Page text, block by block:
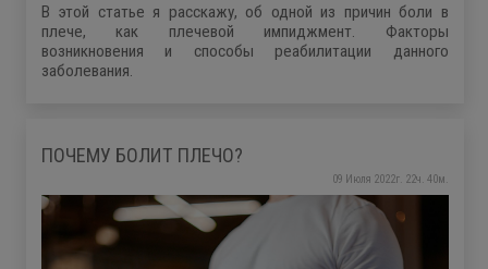
В этой статье я расскажу, об одной из причин боли в
плече, как плечевой импиджмент. Факторы
возникновения и способы реабилитации данного
заболевания.
ПОЧЕМУ БОЛИТ ПЛЕЧО?
09 Июля 2022г. 22ч. 40м.